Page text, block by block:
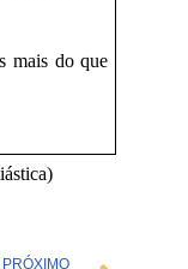
mais do que
PRÓXIMO